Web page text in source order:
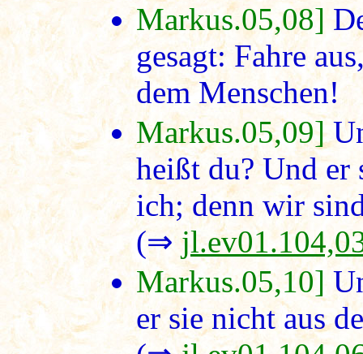
Markus.05,08]
gesagt: Fahre
dem Menschen!
Markus.05,09]
heißt du? Und er
ich; denn wir
(⇒
Markus.05,10]
er sie nicht aus